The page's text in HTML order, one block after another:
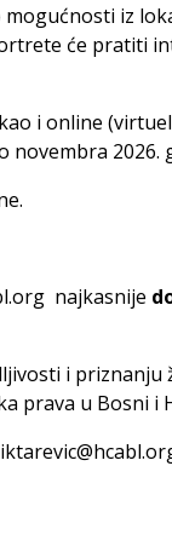
iz
će pratiti
i online
novembra 2026.
najkasnije
i priznanju
prava u Bosni i